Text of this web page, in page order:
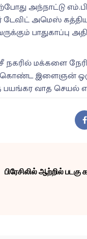
அந்நாட்டு
டேவிட் அமெஸ்
பாதுகாப்பு
மக்களை நேரில்
கொண்ட இளைஞன்
வாத செயல்
பிரேசிலில் ஆற்றில் படகு